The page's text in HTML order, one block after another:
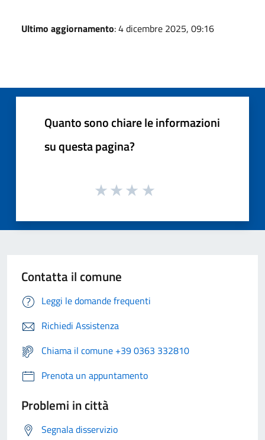
Ultimo aggiornamento: 4 dicembre 2025, 09:16
Quanto sono chiare le informazioni
su questa pagina?
Contatta il comune
Leggi le domande frequenti
Richiedi Assistenza
Chiama il comune +39 0363 332810
Prenota un appuntamento
Problemi in città
Segnala disservizio